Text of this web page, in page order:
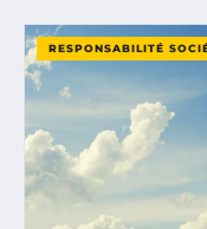
RESPONSABILITÉ